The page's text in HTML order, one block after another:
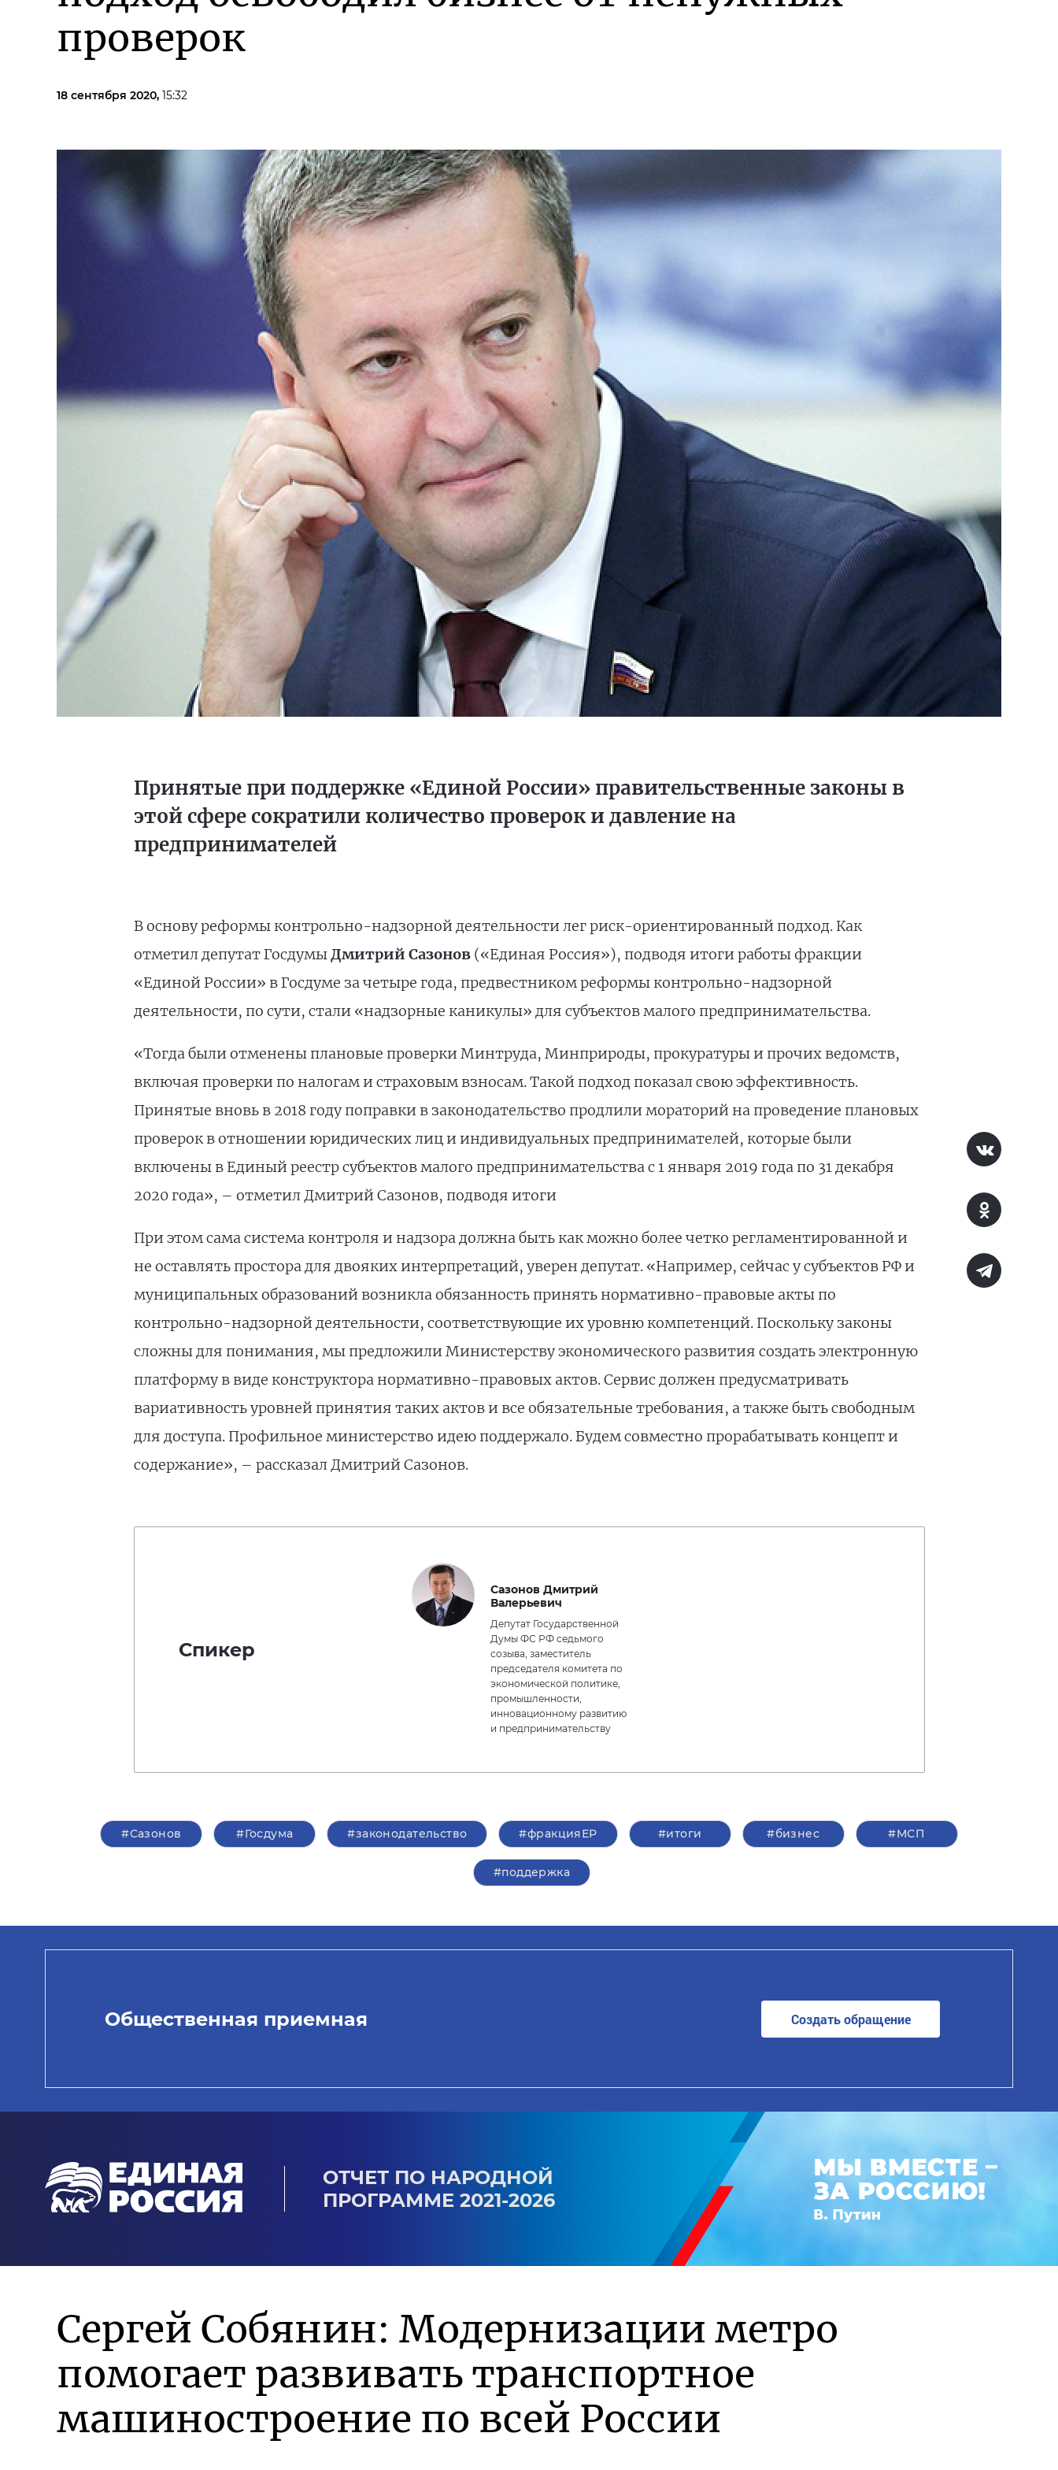
проверок
18 сентября 2020, 15:32
Принятые при поддержке «Единой России» правительственные законы в
этой сфере сократили количество проверок и давление на
предпринимателей
В основу реформы контрольно-надзорной деятельности лег риск-ориентированный подход. Как
отметил депутат ГосдумыДмитрий Сазонов(«Единая Россия»), подводя итоги работы фракции
«Единой России» в Госдуме за четыре года, предвестником реформы контрольно-надзорной
деятельности, по сути, стали «надзорные каникулы» для субъектов малого предпринимательства.
«Тогда были отменены плановые проверки Минтруда, Минприроды, прокуратуры и прочих ведомств,
включая проверки по налогам и страховым взносам. Такой подход показал свою эффективность.
Принятые вновь в 2018 году поправки в законодательство продлили мораторий на проведение плановых
проверок в отношении юридических лиц и индивидуальных предпринимателей, которые были
включены в Единый реестр субъектов малого предпринимательства с 1 января 2019 года по 31 декабря
2020 года», – отметил Дмитрий Сазонов, подводя итоги
При этом сама система контроля и надзора должна быть как можно более четко регламентированной и
не оставлять простора для двояких интерпретаций, уверен депутат. «Например, сейчас у субъектов РФ и
муниципальных образований возникла обязанность принять нормативно-правовые акты по
контрольно-надзорной деятельности, соответствующие их уровню компетенций. Поскольку законы
сложны для понимания, мы предложили Министерству экономического развития создать электронную
платформу в виде конструктора нормативно-правовых актов. Сервис должен предусматривать
вариативность уровней принятия таких актов и все обязательные требования, а также быть свободным
для доступа. Профильное министерство идею поддержало. Будем совместно прорабатывать концепт и
содержание», – рассказал Дмитрий Сазонов.
Спикер
Сазонов Дмитрий
Валерьевич
Депутат Государственной
Думы ФС РФ седьмого
созыва, заместитель
председателя комитета по
экономической политике,
промышленности,
инновационному развитию
и предпринимательству
#Сазонов #Госдума #законодательство #фракцияЕР #итоги #бизнес #МСП
#поддержка
Общественная приемная Создать обращение
ОТЧЕТ ПО НАРОДНОЙ
ПРОГРАММЕ 2021-2026
Сергей Собянин: Модернизации метро
помогает развивать транспортное
машиностроение по всей России